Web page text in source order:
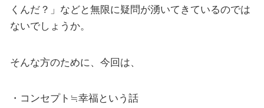
くんだ？」などと無限に疑問が湧いてきているのでは
ないでしょうか。
そんな方のために、今回は、
・コンセプト≒幸福という話